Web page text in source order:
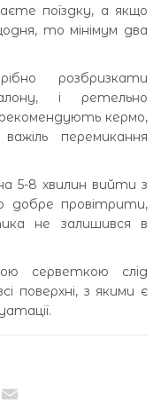
поїздку, а якщо
то мінімум два
розбризкати
і ретельно
кермо,
важіль перемикання
5-8 хвилин вийти з
добре провітрити,
не залишився в
серветкою слід
поверхні, з якими є
Viber